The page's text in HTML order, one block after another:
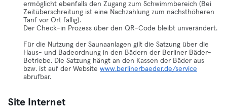
ermöglicht ebenfalls den Zugang zum Schwimmbereich (Bei
Zeitüberschreitung ist eine Nachzahlung zum nächsthöheren
Tarif vor Ort fällig).
Der Check-in Prozess über den QR-Code bleibt unverändert.
Für die Nutzung der Saunaanlagen gilt die Satzung über die
Haus- und Badeordnung in den Bädern der Berliner Bäder-
Betriebe. Die Satzung hängt an den Kassen der Bäder aus
bzw. ist auf der Website www.berlinerbaeder.de/service
abrufbar.
Site Internet